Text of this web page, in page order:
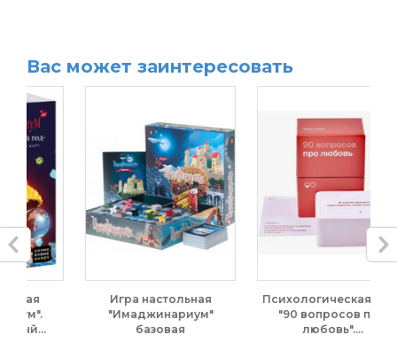
Вас может заинтересовать
Игра настольная
"Имаджинариум"
базовая
Психологическая игра
"90 вопросов про
любовь"....